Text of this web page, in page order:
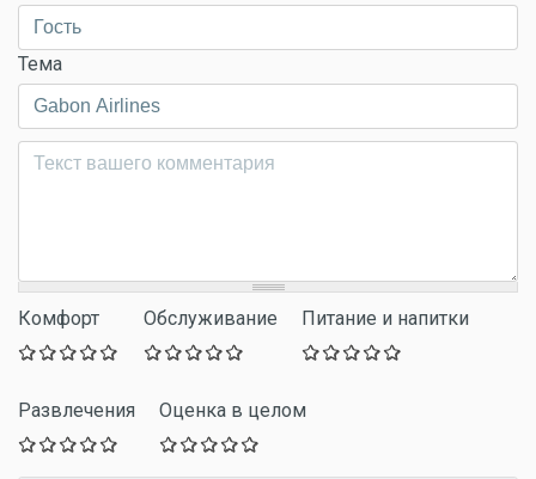
Тема
Комментарий*
Комфорт Обслуживание Питание и напитки
Развлечения Оценка в целом